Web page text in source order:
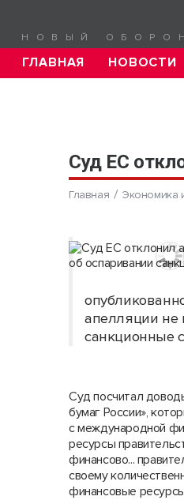
НОВЫЙ
ГЛАВНАЯ НОВОСТИ
Суд ЕС
Главная Экономика
апелляции не
санкционные
Суд посчитал
бумаг России»,
с международной
ресурсы
финансово...
своему
финансовые